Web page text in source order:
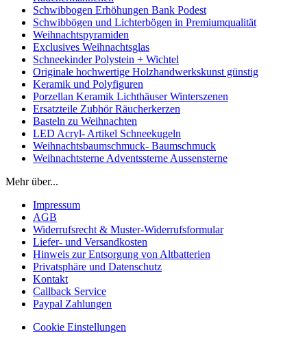
Schwibbogen Erhöhungen Bank Podest
Schwibbögen und Lichterbögen in Premiumqualität
Weihnachtspyramiden
Exclusives Weihnachtsglas
Schneekinder Polystein + Wichtel
Originale hochwertige Holzhandwerkskunst günstig
Keramik und Polyfiguren
Porzellan Keramik Lichthäuser Winterszenen
Ersatzteile Zubhör Räucherkerzen
Basteln zu Weihnachten
LED Acryl- Artikel Schneekugeln
Weihnachtsbaumschmuck- Baumschmuck
Weihnachtsterne Adventssterne Aussensterne
Mehr über...
Impressum
AGB
Widerrufsrecht & Muster-Widerrufsformular
Liefer- und Versandkosten
Hinweis zur Entsorgung von Altbatterien
Privatsphäre und Datenschutz
Kontakt
Callback Service
Paypal Zahlungen
Cookie Einstellungen